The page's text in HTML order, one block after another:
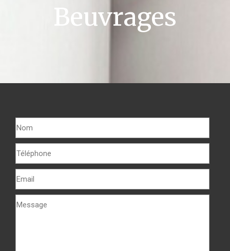
Beuvrages